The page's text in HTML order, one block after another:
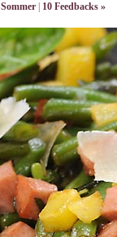
Sommer 10 Feedbacks »